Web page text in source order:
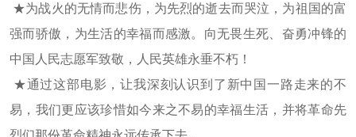
★为战火的无情而悲伤，为先烈的逝去而哭泣，为祖国的富
强而骄傲，为生活的幸福而感激。向无畏生死、奋勇冲锋的
中国人民志愿军致敬，人民英雄永垂不朽！
★通过这部电影，让我深刻认识到了新中国一路走来的不
易，我们更应该珍惜如今来之不易的幸福生活，并将革命先